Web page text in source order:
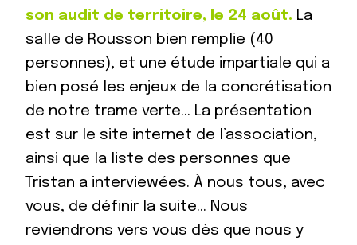
son audit de territoire, le 24 août. La
salle de Rousson bien remplie (40
personnes), et une étude impartiale qui a
bien posé les enjeux de la concrétisation
de notre trame verte… La présentation
est sur le site internet de l’association,
ainsi que la liste des personnes que
Tristan a interviewées. À nous tous, avec
vous, de définir la suite… Nous
reviendrons vers vous dès que nous y